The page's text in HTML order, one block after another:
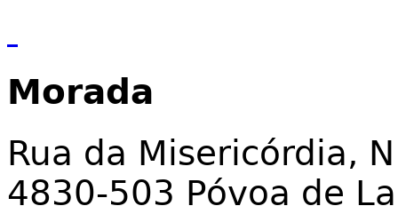
Morada
Rua da Misericórdia,
4830-503 Póvoa de